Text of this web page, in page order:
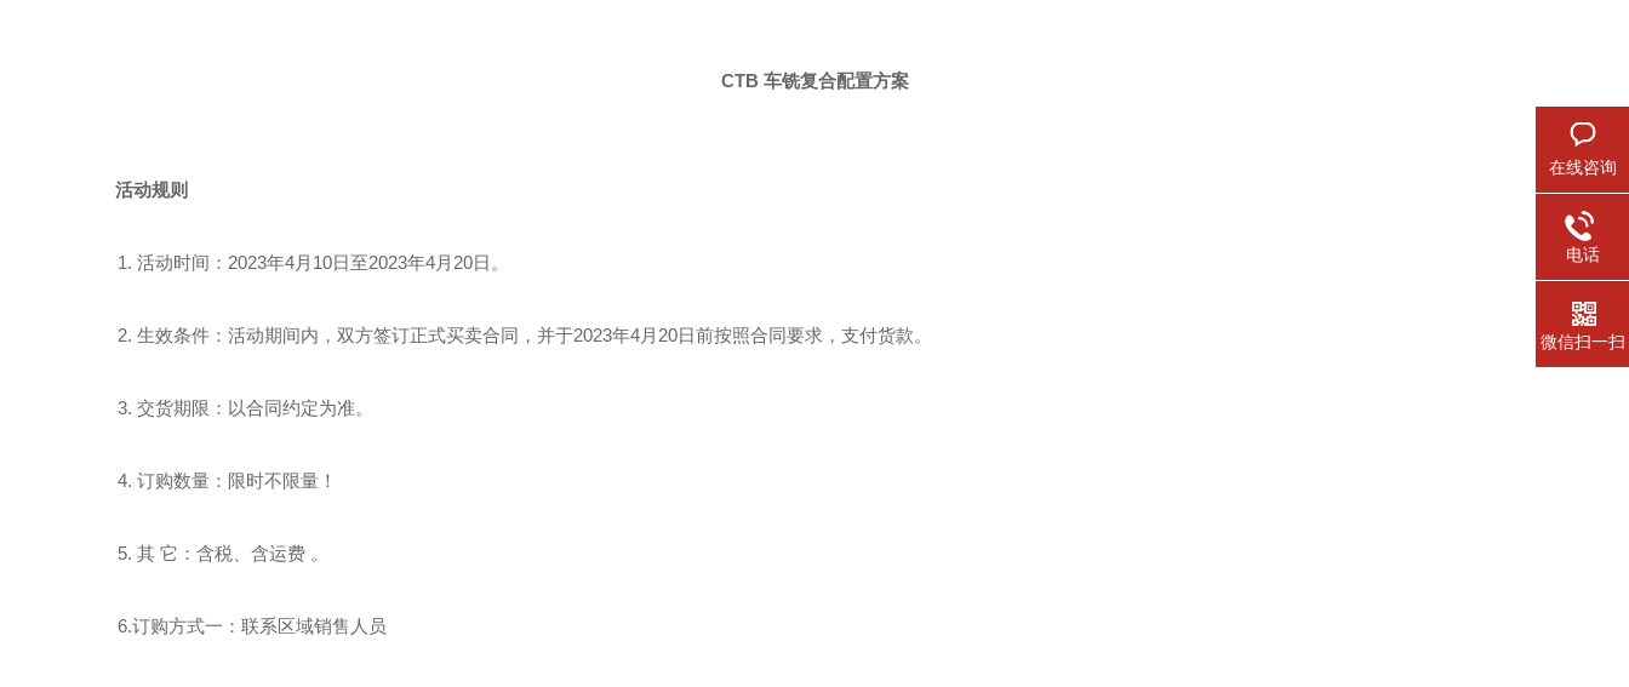
CTB 车铣复合配置方案
活动规则
1. 活动时间：2023年4月10日至2023年4月20日。
2. 生效条件：活动期间内，双方签订正式买卖合同，并于2023年4月20日前按照合同要求，支付货款。
3. 交货期限：以合同约定为准。
4. 订购数量：限时不限量！
5. 其 它：含税、含运费 。
6.订购方式一：联系区域销售人员
在线咨询
电话
微信扫一扫